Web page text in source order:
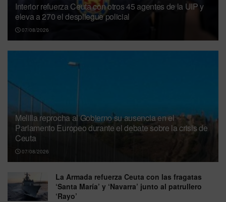
Interior refuerza Ceuta con otros 45 agentes de la UIP y
eleva a 270 el despliegue policial
07/08/2026
Melilla reprocha al Gobierno su ausencia en el
Parlamento Europeo durante el debate sobre la crisis de
Ceuta
07/08/2026
La Armada refuerza Ceuta con las fragatas
‘Santa María’ y ‘Navarra’ junto al patrullero
‘Rayo’